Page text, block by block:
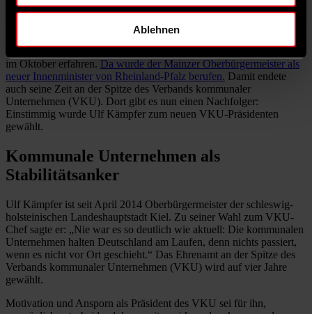
Ablehnen
Kiel Oberbürgermeister Ulf Kämpfer ist neuer Präsident des
Verbands kommunaler Unternehmen (VKU).
Manchmal kommen Dinge unverhofft. Das musste Michael Ebling
im Oktober erfahren. Da wurde der Mainzer Oberbürgermeister als
neuer Innenminister von Rheinland-Pfalz berufen. Damit endete
auch seine Zeit an der Spitze des Verbands kommunaler
Unternehmen (VKU). Dort gibt es nun einen Nachfolger:
Einstimmig wurde Ulf Kämpfer zum neuen VKU-Präsidenten
gewählt.
Kommunale Unternehmen als
Stabilitätsanker
Ulf Kämpfer ist seit April 2014 Oberbürgermeister der schleswig-
holsteinischen Landeshauptstadt Kiel. Zu seiner Wahl zum VKU-
Chef sagte er: „Nie war es so deutlich wie aktuell: Die kommunalen
Unternehmen halten Deutschland am Laufen, denn nichts passiert,
wenn es nicht vor Ort geschieht.“ Das Ehrenamt an der Spitze des
Verbands kommunaler Unternehmen (VKU) wird auf vier Jahre
gewählt.
Motivation und Ansporn als Präsident des VKU sei für ihn,